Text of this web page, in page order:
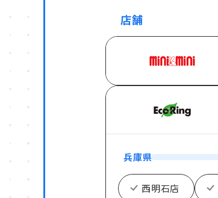
店舗
兵庫県
西明石店